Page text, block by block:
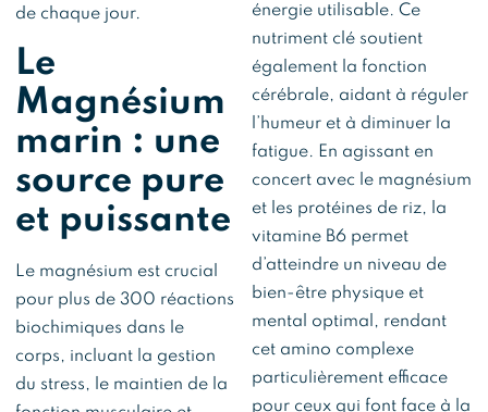
de chaque jour.
Le
Magnésium
marin : une
source pure
et puissante
Le magnésium est crucial
pour plus de 300 réactions
biochimiques dans le
corps, incluant la gestion
du stress, le maintien de la
énergie utilisable. Ce
nutriment clé soutient
également la fonction
cérébrale, aidant à réguler
l’humeur et à diminuer la
fatigue. En agissant en
concert avec le magnésium
et les protéines de riz, la
vitamine B6 permet
d’atteindre un niveau de
bien-être physique et
mental optimal, rendant
cet amino complexe
particulièrement efficace
pour ceux qui font face à la